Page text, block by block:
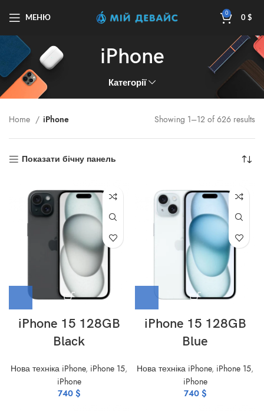
МЕНЮ
0
0$
iPhone
Категорії
Home iPhone Showing 1–12 of 626 results
Показати бічну панель
iPhone 15 128GB
Black
Нова техніка iPhone, iPhone 15,
iPhone
740 $
iPhone 15 128GB
Blue
Нова техніка iPhone, iPhone 15,
iPhone
740 $